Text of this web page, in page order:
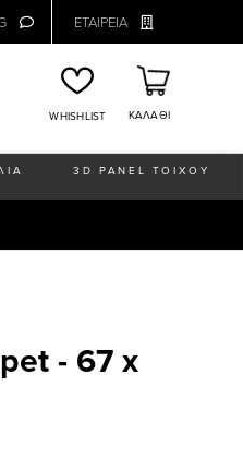
ΕΤΑΙΡΕΙΑ
WHISHLIST ΚΑΛΑΘΙ
3D PANEL ΤΟΙΧΟΥ
- 67 x